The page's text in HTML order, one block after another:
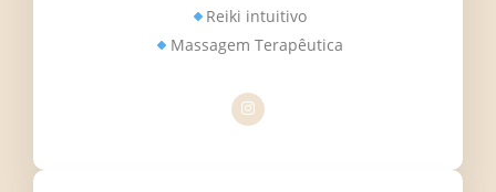
Reiki intuitivo
Massagem Terapêutica